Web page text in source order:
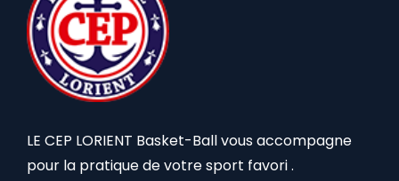
LE CEP LORIENT Basket-Ball vous accompagne
pour la pratique de votre sport favori .